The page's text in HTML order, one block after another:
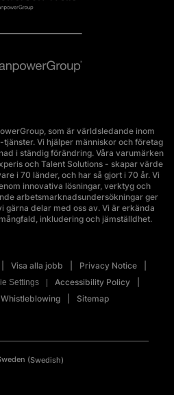
som är världsledande inom
Vi hjälper människor och företag
i ständig förändring. Våra varumärken
och Talent Solutions - skapar värde
i 70 länder, och har så gjort i 70 år. Vi
innovativa lösningar, verktyg och
arbetsmarknadsundersökningar ger
gärna delar med oss av. Vi är erkända
inkludering och jämställdhet.
Visa alla jobb
Privacy Notice
Settings
Accessibility Policy
Whistleblowing Sitemap
(Swedish)